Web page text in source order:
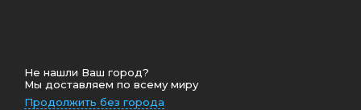
Не нашли Ваш город?
Мы доставляем по всему миру
Продолжить без города